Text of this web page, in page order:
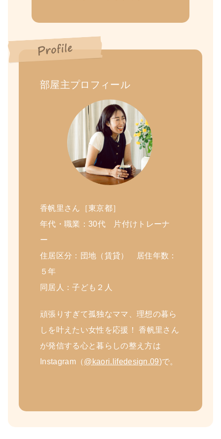
部屋主プロフィール
香帆里さん［東京都］
年代・職業：30代 片付けトレーナ
ー
住居区分：団地（賃貸） 居住年数：
５年
同居人：子ども２人
頑張りすぎて孤独なママ、理想の暮ら
しを叶えたい女性を応援！ 香帆里さん
が発信する心と暮らしの整え方は
Instagram（@kaori.lifedesign.09)で。